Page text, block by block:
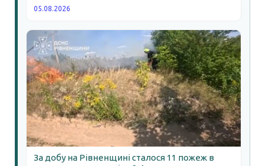
05.08.2026
За добу на Рівненщині сталося 11 пожеж в